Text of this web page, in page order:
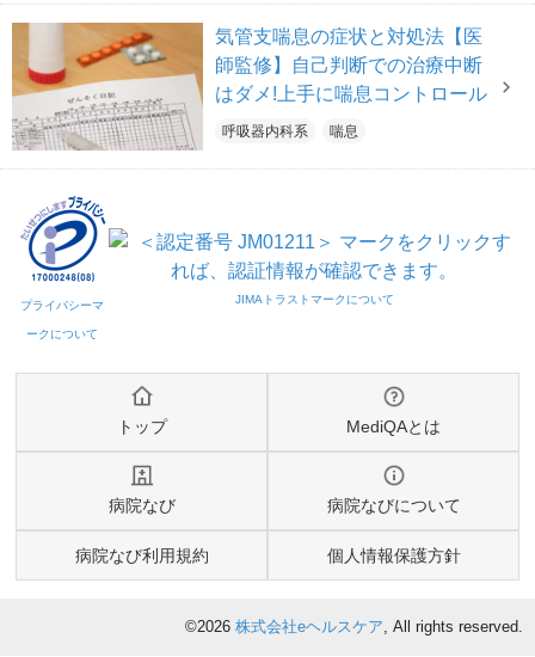
気管支喘息の症状と対処法【医
師監修】自己判断での治療中断
はダメ!上手に喘息コントロール
呼吸器内科系 喘息
トップ MediQAとは
病院なび 病院なびについて
病院なび利用規約 個人情報保護方針
©2026 株式会社eヘルスケア , All rights reserved.